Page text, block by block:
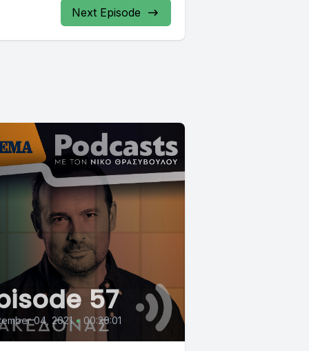
Next Episode
57
04, 2021 • 00:20:01